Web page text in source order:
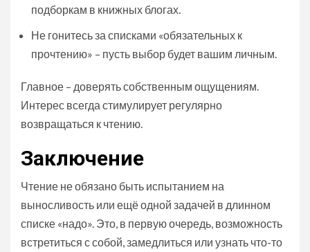
подборкам в книжных блогах.
Не гонитесь за списками «обязательных к
прочтению» – пусть выбор будет вашим личным.
Главное – доверять собственным ощущениям.
Интерес всегда стимулирует регулярно
возвращаться к чтению.
Заключение
Чтение не обязано быть испытанием на
выносливость или ещё одной задачей в длинном
списке «надо». Это, в первую очередь, возможность
встретиться с собой, замедлиться или узнать что-то